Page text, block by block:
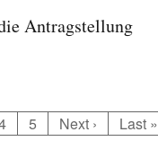
Antragstellung
5 Next › Last »